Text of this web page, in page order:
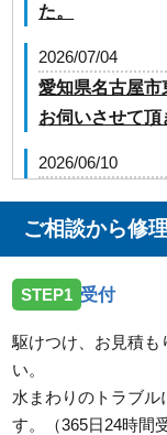
た。
2026/07/04
愛知県名古屋
お伺いさせて頂
2026/06/10
修理でお伺い
愛知県名古屋
愛知県名古屋市
ご相談から修
STEP1 受付
駆けつけ、お見積も
い。
水まわりのトラブル
す。（365日24時間